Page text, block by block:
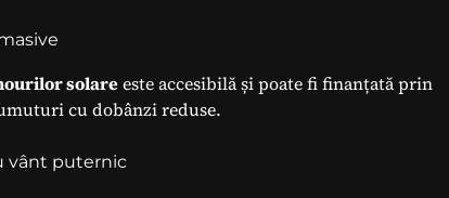
solareeste accesibilă și poate fi finanțată prin
cu dobânzi reduse.
vânt puternic